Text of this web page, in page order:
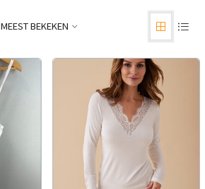
MEEST BEKEKEN